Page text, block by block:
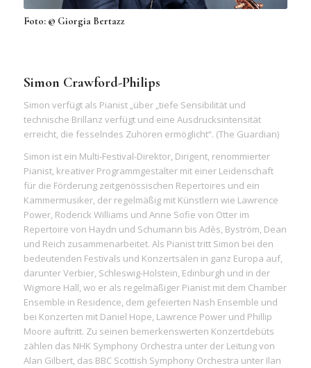
Foto: © Giorgia Bertazz
Simon Crawford-Philips
Simon verfügt als Pianist „über „tiefe Sensibilität und
technische Brillanz verfügt und eine Ausdrucksintensität
erreicht, die fesselndes Zuhören ermöglicht“. (The Guardian)
Simon ist ein Multi-Festival-Direktor, Dirigent, renommierter
Pianist, kreativer Programmgestalter mit einer Leidenschaft
für die Förderung zeitgenössischen Repertoires und ein
Kammermusiker, der regelmäßig mit Künstlern wie Lawrence
Power, Roderick Williams und Anne Sofie von Otter im
Repertoire von Haydn und Schumann bis Adès, Byström, Dean
und Reich zusammenarbeitet. Als Pianist tritt Simon bei den
bedeutenden Festivals und Konzertsälen in ganz Europa auf,
darunter Verbier, Schleswig-Holstein, Edinburgh und in der
Wigmore Hall, wo er als regelmäßiger Pianist mit dem Chamber
Ensemble in Residence, dem gefeierten Nash Ensemble und
bei Konzerten mit Daniel Hope, Lawrence Power und Phillip
Moore auftritt. Zu seinen bemerkenswerten Konzertdebüts
zählen das NHK Symphony Orchestra unter der Leitung von
Alan Gilbert, das BBC Scottish Symphony Orchestra unter Ilan